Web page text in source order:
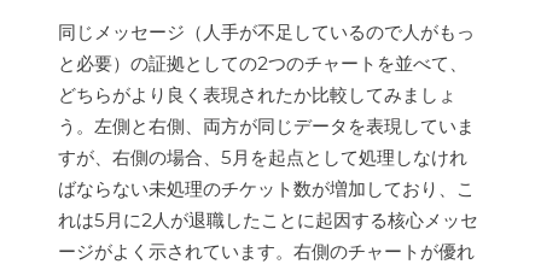
同じメッセージ（人手が不足しているので人がもっ
と必要）の証拠としての2つのチャートを並べて、
どちらがより良く表現されたか比較してみましょ
う。左側と右側、両方が同じデータを表現していま
すが、右側の場合、5月を起点として処理しなけれ
ばならない未処理のチケット数が増加しており、こ
れは5月に2人が退職したことに起因する核心メッセ
ージがよく示されています。右側のチャートが優れ